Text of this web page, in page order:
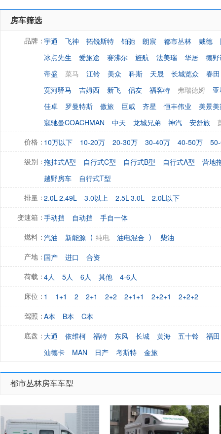
房车筛选
品牌：宇通 飞神 拓锐斯特 铂驰 朗宸 都市丛林 戴德
冰点先生
爱旅途 赛沸尔 旌航 法美瑞 华居
德
帝盛
菜马 江铃 美众 科斯 天晟 长城览众
春田
宽河驿马
吉姆西 新飞 侣友 福客特 弗瑞德姆
佳卓
罗曼特斯 傲旅 巨威 齐星 恒丰伟业
美景
寇驰曼COACHMAN
中天 龙城兄弟 神汽 安舒旅
价格：10万以下 10-20万 20-30万 30-40万 40-50万
级别：拖挂式A型 自行式C型 自行式B型 自行式A型
营地
越野房车
自行式T型
排量：2.0L-2.49L 3.0以上 2.5L-3.0L 2.0L以下
变速箱：手动挡 自动挡 手自一体
燃料：汽油 新能源 ( 纯电 油电混合 ) 柴油
产地：国产 进口 合资
荷载：4人 5人 6人 其他 4-6人
床位：1 1+1 2 2+1 2+2 2+1+1 2+2+1 2+2+2
驾照：A本 B本 C本
底盘：大通 依维柯 福特 东风 长城 黄海 五十铃
福田
汕德卡
MAN 日产 考斯特 金旅
都市丛林房车车型